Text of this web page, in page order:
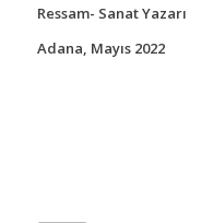
Ressam- Sanat Yazarı
Adana, Mayıs 2022